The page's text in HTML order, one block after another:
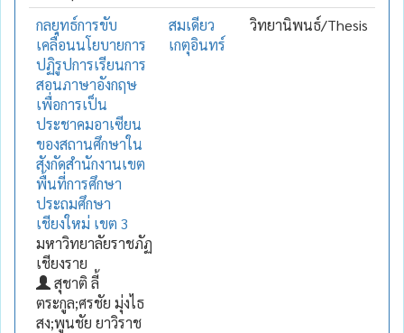
กลยุทธ์การขับ
เคลื่อนนโยบายการ
ปฏิรูปการเรียนการ
สอนภาษาอังกฤษ
เพื่อการเป็น
ประชาคมอาเซียน
ของสถานศึกษาใน
สังกัดสำนักงานเขต
พื้นที่การศึกษา
ประถมศึกษา
เชียงใหม่ เขต 3
มหาวิทยาลัยราชภัฏ
เชียงราย
สุชาติ ลี้
ตระกูล;ศรชัย มุ่งไธ
สง;พูนชัย ยาวิราช
สมเดียว
เกตุอินทร์
วิทยานิพนธ์/Thesis